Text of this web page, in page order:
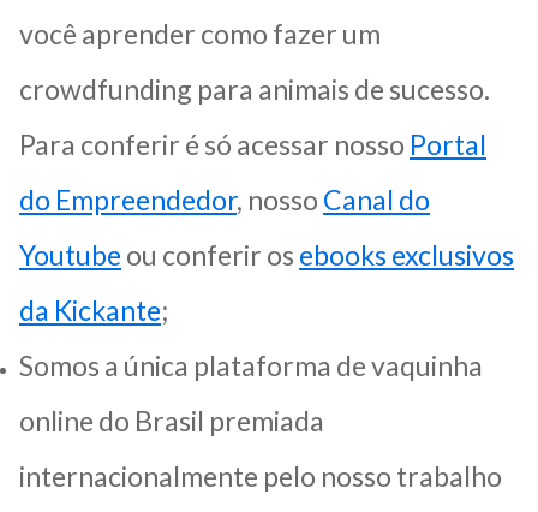
você aprender como fazer um
crowdfunding para animais de sucesso.
Para conferir é só acessar nosso Portal
do Empreendedor, nosso Canal do
Youtube ou conferir os ebooks exclusivos
da Kickante;
Somos a única plataforma de vaquinha
online do Brasil premiada
internacionalmente pelo nosso trabalho